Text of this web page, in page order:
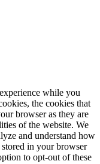
while you
the cookies that
browser as they are
of the website. We
and understand how
in your browser
to opt-out of these